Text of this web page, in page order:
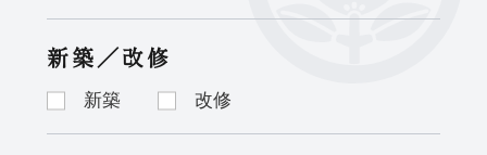
新築／改修
新築 改修